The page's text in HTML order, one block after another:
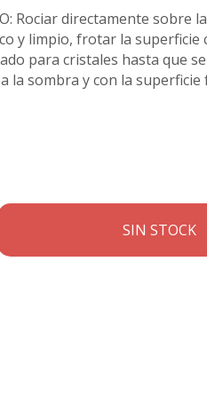
Rociar directamente sobre
y limpio, frotar la superficie
para cristales hasta que
la sombra y con la superficie
SIN STOCK